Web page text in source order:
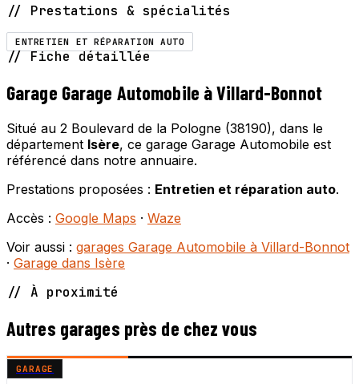
// Prestations & spécialités
ENTRETIEN ET RÉPARATION AUTO
// Fiche détaillée
Garage Garage Automobile à Villard-Bonnot
Situé au 2 Boulevard de la Pologne (38190), dans le
département Isère, ce garage Garage Automobile est
référencé dans notre annuaire.
Prestations proposées : Entretien et réparation auto.
Accès : Google Maps · Waze
Voir aussi : garages Garage Automobile à Villard-Bonnot
· Garage dans Isère
// À proximité
Autres garages près de chez vous
GARAGE